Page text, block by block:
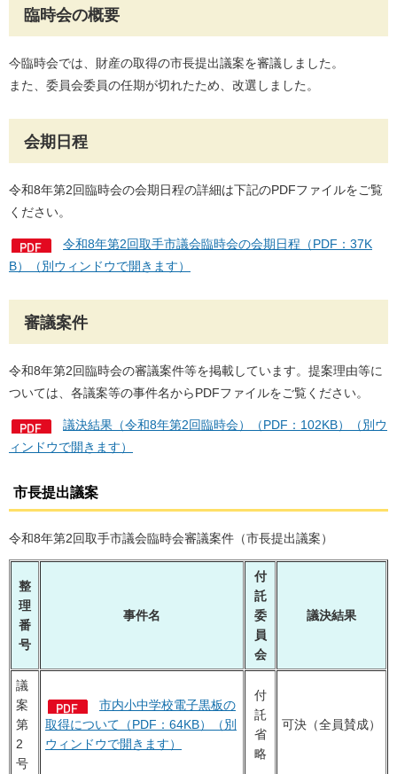
臨時会の概要
今臨時会では、財産の取得の市長提出議案を審議しました。
また、委員会委員の任期が切れたため、改選しました。
会期日程
令和8年第2回臨時会の会期日程の詳細は下記のPDFファイルをご覧
ください。
令和8年第2回取手市議会臨時会の会期日程（PDF：37K
B）（別ウィンドウで開きます）
審議案件
令和8年第2回臨時会の審議案件等を掲載しています。提案理由等に
ついては、各議案等の事件名からPDFファイルをご覧ください。
議決結果（令和8年第2回臨時会）（PDF：102KB）（別ウ
ィンドウで開きます）
市長提出議案
令和8年第2回取手市議会臨時会審議案件（市長提出議案）
整
理
番
号
事件名
付
託
委
員
会
議決結果
議
案
第
2
号
市内小中学校電子黒板の
取得について（PDF：64KB）（別
ウィンドウで開きます）
付
託
省
略
可決（全員賛成）